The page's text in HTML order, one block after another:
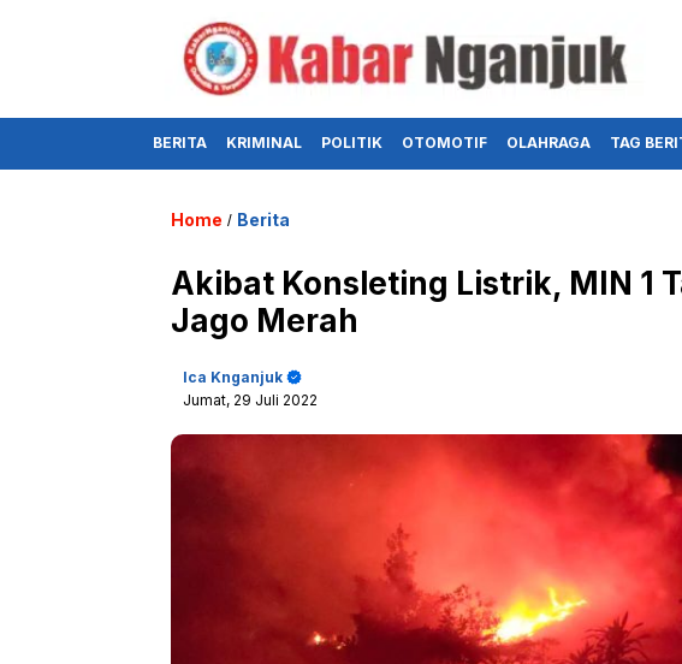
BERITA KRIMINAL POLITIK OTOMOTIF OLAHRAGA TAG
Home / Berita
Akibat Konsleting Listrik, MIN 1
Jago Merah
Ica Knganjuk
Jumat, 29 Juli 2022